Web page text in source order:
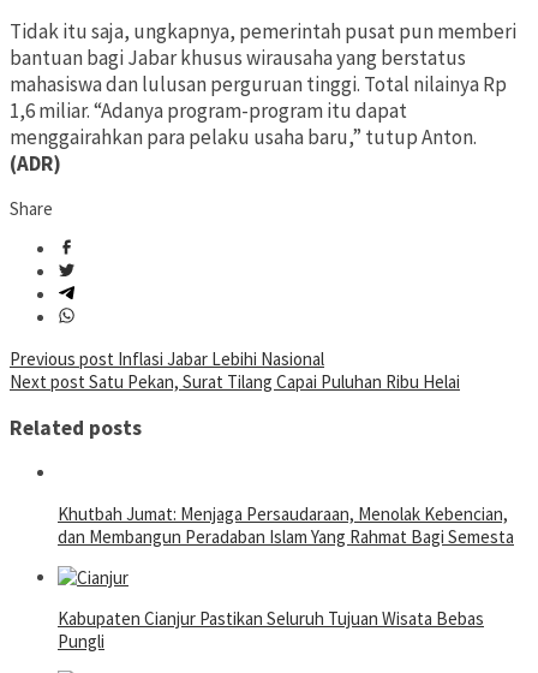
Tidak itu saja, ungkapnya, pemerintah pusat pun memberi
bantuan bagi Jabar khusus wirausaha yang berstatus
mahasiswa dan lulusan perguruan tinggi. Total nilainya Rp
1,6 miliar. “Adanya program-program itu dapat
menggairahkan para pelaku usaha baru,” tutup Anton.
(ADR)
Share
Post
navigation
Previous post Inflasi Jabar Lebihi Nasional
Next post Satu Pekan, Surat Tilang Capai Puluhan Ribu Helai
Related posts
Khutbah Jumat: Menjaga Persaudaraan, Menolak Kebencian,
dan Membangun Peradaban Islam Yang Rahmat Bagi Semesta
Kabupaten Cianjur Pastikan Seluruh Tujuan Wisata Bebas
Pungli